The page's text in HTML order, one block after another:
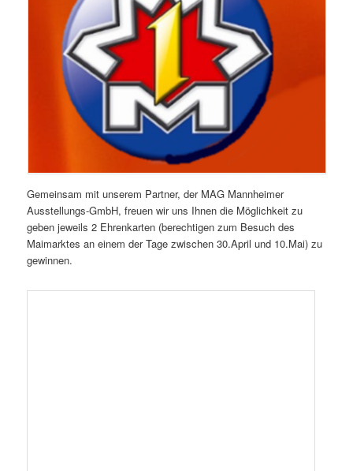
Gemeinsam mit unserem Partner, der MAG Mannheimer
Ausstellungs-GmbH, freuen wir uns Ihnen die Möglichkeit zu
geben jeweils 2 Ehrenkarten (berechtigen zum Besuch des
Maimarktes an einem der Tage zwischen 30.April und 10.Mai) zu
gewinnen.